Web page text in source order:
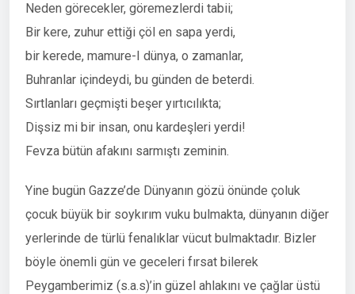
Neden görecekler, göremezlerdi tabii;
Bir kere, zuhur ettiği çöl en sapa yerdi,
bir kerede, mamure-I dünya, o zamanlar,
Buhranlar içindeydi, bu günden de beterdi.
Sırtlanları geçmişti beşer yırtıcılıkta;
Dişsiz mi bir insan, onu kardeşleri yerdi!
Fevza bütün afakını sarmıştı zeminin.
Yine bugün Gazze’de Dünyanın gözü önünde çoluk
çocuk büyük bir soykırım vuku bulmakta, dünyanın diğer
yerlerinde de türlü fenalıklar vücut bulmaktadır. Bizler
böyle önemli gün ve geceleri fırsat bilerek
Peygamberimiz (s.a.s)’in güzel ahlakını ve çağlar üstü